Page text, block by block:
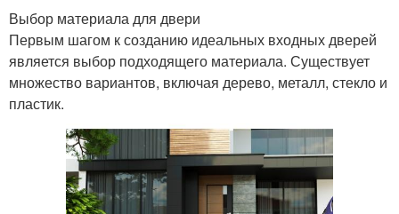
Выбор материала для двери
Первым шагом к созданию идеальных входных дверей
является выбор подходящего материала. Существует
множество вариантов, включая дерево, металл, стекло и
пластик.